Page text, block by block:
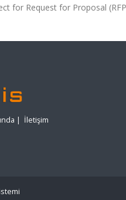
for Request for Proposal
| İletişim